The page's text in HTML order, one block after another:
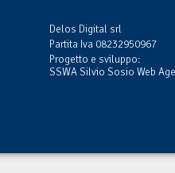
Delos Digital srl
Partita Iva 08232950967
Progetto e sviluppo:
SSWA Silvio Sosio Web